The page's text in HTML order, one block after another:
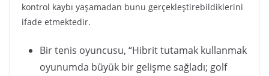
kontrol kaybı yaşamadan bunu gerçekleştirebildiklerini
ifade etmektedir.
Bir tenis oyuncusu, “Hibrit tutamak kullanmak
oyunumda büyük bir gelişme sağladı; golf